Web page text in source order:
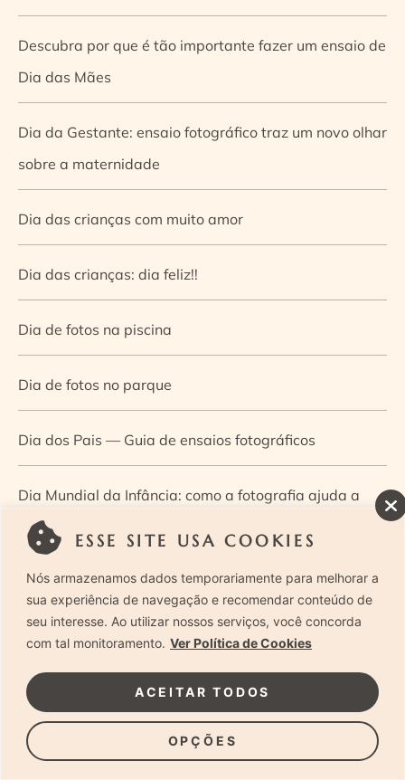
ESSE SITE USA COOKIES
Nós armazenamos dados temporariamente para melhorar a
sua experiência de navegação e recomendar conteúdo de
seu interesse. Ao utilizar nossos serviços, você concorda
com tal monitoramento. Ver Política de Cookies
OPÇÕES
ACEITAR TODOS
Descubra por que é tão importante fazer um ensaio de
Dia das Mães
Dia da Gestante: ensaio fotográfico traz um novo olhar
sobre a maternidade
Dia das crianças com muito amor
Dia das crianças: dia feliz!!
Dia de fotos na piscina
Dia de fotos no parque
Dia dos Pais — Guia de ensaios fotográficos
Dia Mundial da Infância: como a fotografia ajuda a
construir a memória e a identidade da criança
Diário de uma grávida e sua pequena
Dica de especialista: como otimizar o fluxo de trabalho
no ensaio newborn?
Dica de especialista: qual o melhor guia de poses para
fotografia newborn?